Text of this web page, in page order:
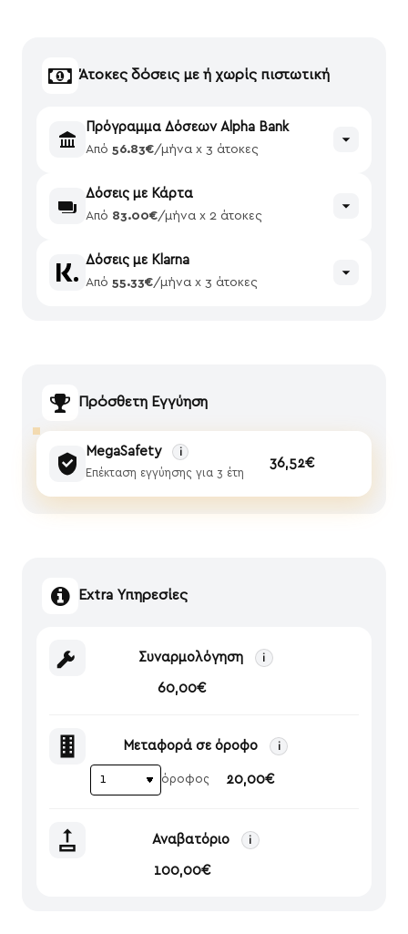
Άτοκες δόσεις με ή χωρίς πιστωτική
Πρόγραμμα Δόσεων Alpha Bank
Από 56.83€/μήνα x 3 άτοκες
Δόσεις με Κάρτα
Από 83.00€/μήνα x 2 άτοκες
Δόσεις με Klarna
Από 55.33€/μήνα x 3 άτοκες
Πρόσθετη Εγγύηση
MegaSafety i
Επέκταση εγγύησης για 3 έτη
36,52€
Extra Υπηρεσίες
Συναρμολόγηση i
60,00€
Μεταφορά σε όροφο i
όροφος 20,00€
Αναβατόριο i
100,00€